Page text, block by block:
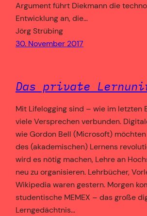
Argument führt Diekmann die
Entwicklung an, die…
Jörg Strübing
30. November 2017
Das private
Mit Lifelogging sind – wie im letzten
viele Versprechen verbunden.
wie Gordon Bell (Microsoft)
des (akademischen) Lernens
wird es nötig machen, Lehre an
neu zu organisieren. Lehrbücher,
Wikipedia waren gestern. Morgen
studentische MEMEX – das große
Lerngedächtnis…